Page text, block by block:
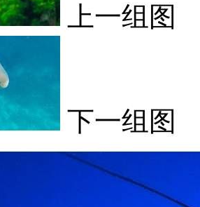
上一组图
下一组图